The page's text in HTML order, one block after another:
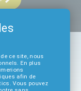
ce site, nous
En plus
afin de
Vous pouvez